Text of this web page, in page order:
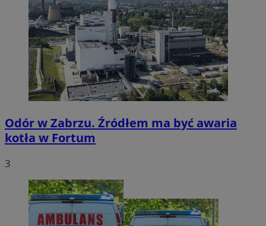
Odór w Zabrzu. Źródłem ma być awaria
kotła w Fortum
3